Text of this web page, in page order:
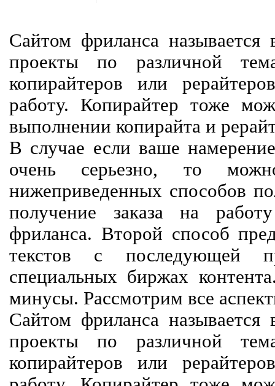
Сайтом фриланса называется
проекты по различной
копирайтеров или
работу. Копирайтер тоже
выполнении копирайта и
В случае если ваше
очень серьезно, то
нижеприведенных способов
получение заказа на
фриланса. Второй способ
текстов с последующей
специальных биржах
минусы. Рассмотрим все
Сайтом фриланса называется
проекты по различной
копирайтеров или